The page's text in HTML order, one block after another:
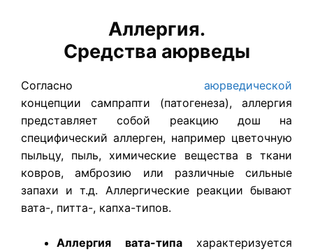
Аллергия.
Средства аюрведы
Согласно аюрведической
концепции сампрапти (патогенеза), аллергия
представляет собой реакцию дош на
специфический аллерген, например цветочную
пыльцу, пыль, химические вещества в ткани
ковров, амброзию или различные сильные
запахи и т.д. Аллергические реакции бывают
вата-, питта-, капха-типов.
Аллергия вата-типахарактеризуется